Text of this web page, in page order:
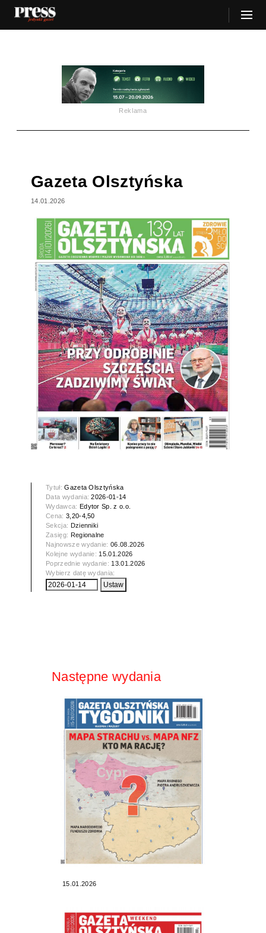
Reklama
Gazeta Olsztyńska
14.01.2026
Tytuł:Gazeta Olsztyńska
Data wydania:2026-01-14
Wydawca: Edytor Sp. z o.o.
Cena: 3,20-4,50
Sekcja: Dzienniki
Zasięg: Regionalne
Najnowsze wydanie:06.08.2026
Kolejne wydanie: 15.01.2026
Poprzednie wydanie: 13.01.2026
Wybierz datę wydania:
Następne wydania
15.01.2026